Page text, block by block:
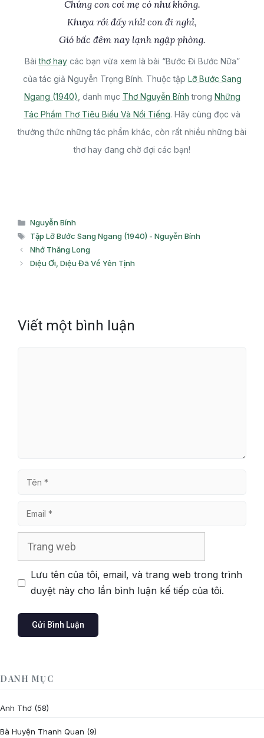
Chúng con coi mẹ có như không.
Khuya rồi đấy nhỉ! con đi nghỉ,
Gió bấc đêm nay lạnh ngập phòng.
Bàithơ haycác bạn vừa xem là bài “Bước Đi Bước Nữa”
của tác giả Nguyễn Trọng Bính. Thuộc tập Lỡ Bước Sang
Ngang (1940) , danh mục Thơ Nguyễn Bính trong Những
Tác Phẩm Thơ Tiêu Biểu Và Nổi Tiếng. Hãy cùng đọc và
thưởng thức những tác phẩm khác, còn rất nhiều những bài
thơ hay đang chờ đợi các bạn!
Danh
mục
Nguyễn Bính
Thẻ
Tập Lỡ Bước Sang Ngang (1940) - Nguyễn Bính
Nhớ Thăng Long
Diệu Ơi, Diệu Đã Về Yên Tịnh
Viết một bình luận
Tên
Email
Lưu tên của tôi, email, và trang web trong trình
duyệt này cho lần bình luận kế tiếp của tôi.
DANH MỤC
Anh Thơ (58)
Bà Huyện Thanh Quan (9)